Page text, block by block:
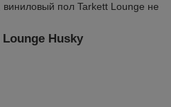
пол Tarkett Lounge не
Husky